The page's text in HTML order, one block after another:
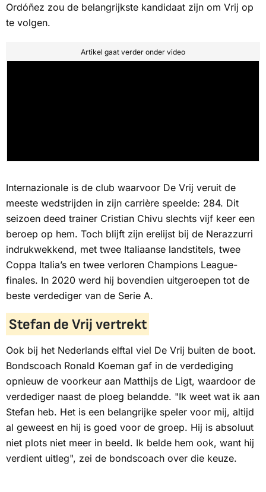
Ordóñez zou de belangrijkste kandidaat zijn om Vrij op
te volgen.
Artikel gaat verder onder video
Internazionale is de club waarvoor De Vrij veruit de
meeste wedstrijden in zijn carrière speelde: 284. Dit
seizoen deed trainer Cristian Chivu slechts vijf keer een
beroep op hem. Toch blijft zijn erelijst bij de Nerazzurri
indrukwekkend, met twee Italiaanse landstitels, twee
Coppa Italia’s en twee verloren Champions League-
finales. In 2020 werd hij bovendien uitgeroepen tot de
beste verdediger van de Serie A.
Stefan de Vrij vertrekt
Ook bij het Nederlands elftal viel De Vrij buiten de boot.
Bondscoach Ronald Koeman gaf in de verdediging
opnieuw de voorkeur aan Matthijs de Ligt, waardoor de
verdediger naast de ploeg belandde. "Ik weet wat ik aan
Stefan heb. Het is een belangrijke speler voor mij, altijd
al geweest en hij is goed voor de groep. Hij is absoluut
niet plots niet meer in beeld. Ik belde hem ook, want hij
verdient uitleg", zei de bondscoach over die keuze.